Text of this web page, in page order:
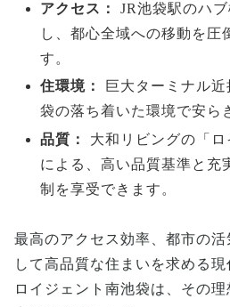
アクセス：
JR池袋駅のハ
し、都心全域への移動を圧
す。
住環境：
巨大ターミナル
袋の落ち着いた環境で安ら
品質：
大和リビングの「
による、高い品質基準と充
制を享受できます。
最高のアクセス効率、都市の
して高品質な住まいを求める現
ロイジェント南池袋は、その